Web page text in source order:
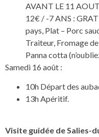
AVANT LE 11
12€ / -7 ANS :
pays, Plat – Porc
Traiteur, Fromage
Panna cotta
Samedi 16 août :
10h Départ des
13h Apéritif.
Visite guidée de Salies-